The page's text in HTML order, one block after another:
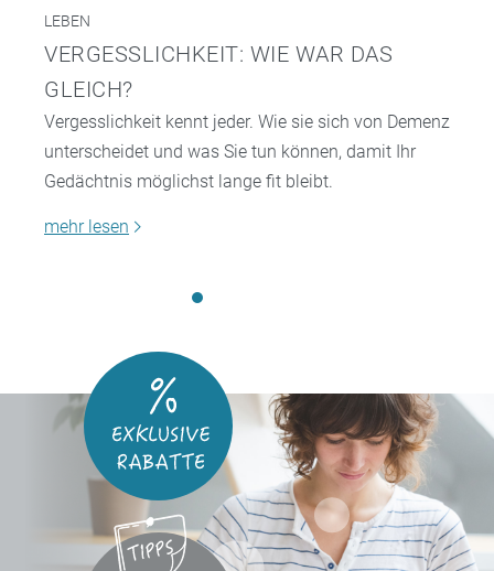
LEBEN
VERGESSLICHKEIT: WIE WAR DAS
GLEICH?
Vergesslichkeit kennt jeder. Wie sie sich von Demenz
unterscheidet und was Sie tun können, damit Ihr
Gedächtnis möglichst lange fit bleibt.
mehr lesen